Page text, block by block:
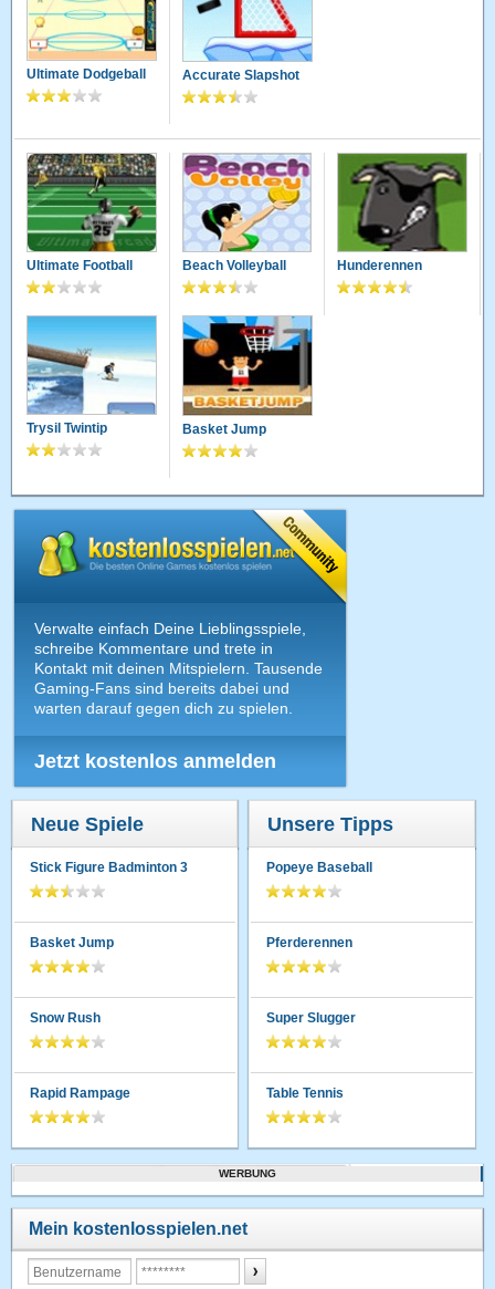
Ultimate Dodgeball Accurate Slapshot
Ultimate Football Beach Volleyball Hunderennen
Trysil Twintip Basket Jump
Verwalte einfach Deine Lieblingsspiele,
schreibe Kommentare und trete in
Kontakt mit deinen Mitspielern. Tausende
Gaming-Fans sind bereits dabei und
warten darauf gegen dich zu spielen.
Jetzt kostenlos anmelden
Neue Spiele
Stick Figure Badminton 3
Basket Jump
Snow Rush
Rapid Rampage
Unsere Tipps
Popeye Baseball
Pferderennen
Super Slugger
Table Tennis
WERBUNG
Mein kostenlosspielen.net